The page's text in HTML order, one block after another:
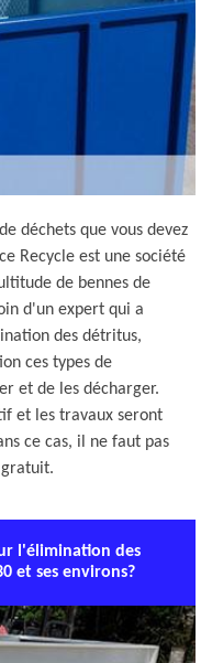
déchets que vous devez
Recycle est une société
de bennes de
d'un expert qui a
des détritus,
ces types de
et de les décharger.
et les travaux seront
ce cas, il ne faut pas
l'élimination des
et ses environs?